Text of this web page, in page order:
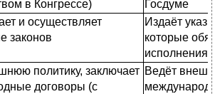
в Конгрессе)
Госдуме
и осуществляет
законов
Издаёт
которые
исполнения
политику, заключает
договоры (с
Ведёт